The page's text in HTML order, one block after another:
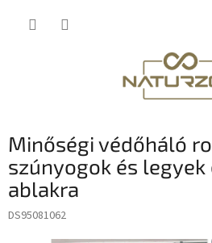
Minőségi védőháló
szúnyogok és legyek
ablakra
DS95081062